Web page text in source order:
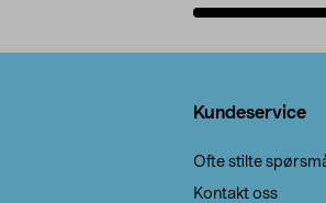
Kundeservice
Ofte stilte
Kontakt oss